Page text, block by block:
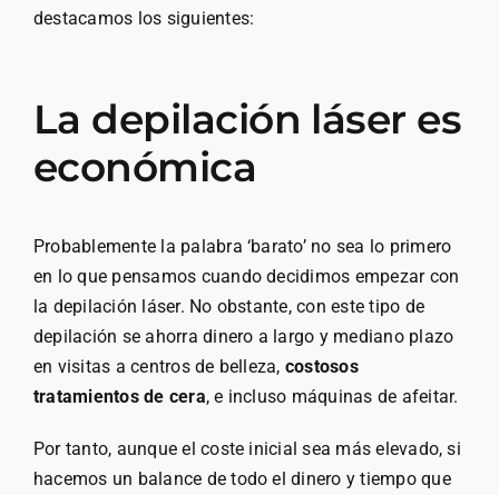
destacamos los siguientes:
La depilación láser es
económica
Probablemente la palabra ‘barato’ no sea lo primero
en lo que pensamos cuando decidimos empezar con
la depilación láser. No obstante, con este tipo de
depilación se ahorra dinero a largo y mediano plazo
en visitas a centros de belleza, costosos
tratamientos de cera, e incluso máquinas de afeitar.
Por tanto, aunque el coste inicial sea más elevado, si
hacemos un balance de todo el dinero y tiempo que